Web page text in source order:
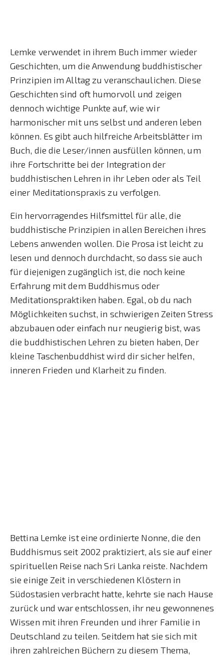
Lemke verwendet in ihrem Buch immer wieder
Geschichten, um die Anwendung buddhistischer
Prinzipien im Alltag zu veranschaulichen. Diese
Geschichten sind oft humorvoll und zeigen
dennoch wichtige Punkte auf, wie wir
harmonischer mit uns selbst und anderen leben
können. Es gibt auch hilfreiche Arbeitsblätter im
Buch, die die Leser/innen ausfüllen können, um
ihre Fortschritte bei der Integration der
buddhistischen Lehren in ihr Leben oder als Teil
einer Meditationspraxis zu verfolgen.
Ein hervorragendes Hilfsmittel für alle, die
buddhistische Prinzipien in allen Bereichen ihres
Lebens anwenden wollen. Die Prosa ist leicht zu
lesen und dennoch durchdacht, so dass sie auch
für diejenigen zugänglich ist, die noch keine
Erfahrung mit dem Buddhismus oder
Meditationspraktiken haben. Egal, ob du nach
Möglichkeiten suchst, in schwierigen Zeiten Stress
abzubauen oder einfach nur neugierig bist, was
die buddhistischen Lehren zu bieten haben, Der
kleine Taschenbuddhist wird dir sicher helfen,
inneren Frieden und Klarheit zu finden.
Bettina Lemke ist eine ordinierte Nonne, die den
Buddhismus seit 2002 praktiziert, als sie auf einer
spirituellen Reise nach Sri Lanka reiste. Nachdem
sie einige Zeit in verschiedenen Klöstern in
Südostasien verbracht hatte, kehrte sie nach Hause
zurück und war entschlossen, ihr neu gewonnenes
Wissen mit ihren Freunden und ihrer Familie in
Deutschland zu teilen. Seitdem hat sie sich mit
ihren zahlreichen Büchern zu diesem Thema,